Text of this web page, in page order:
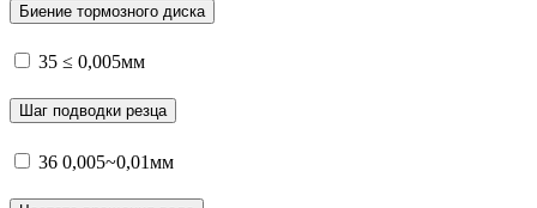
Биение тормозного диска
35 ≤ 0,005мм
Шаг подводки резца
36 0,005~0,01мм